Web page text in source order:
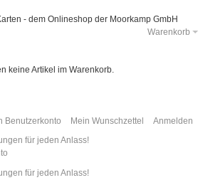
- dem Onlineshop der Moorkamp GmbH
Warenkorb
keine Artikel im Warenkorb.
Benutzerkonto Mein Wunschzettel Anmelden